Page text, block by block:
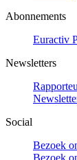
Abonnements
Euractiv
Newsletters
Social
Bezoek